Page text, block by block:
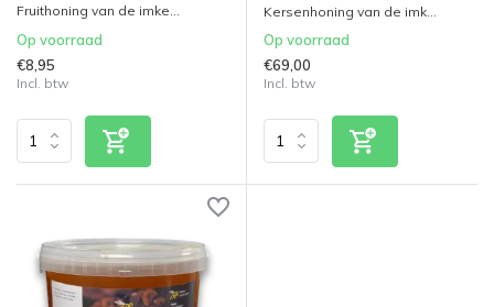
Fruithoning van de imke...
Op voorraad
€8,95
Incl. btw
Kersenhoning van de imk...
Op voorraad
€69,00
Incl. btw